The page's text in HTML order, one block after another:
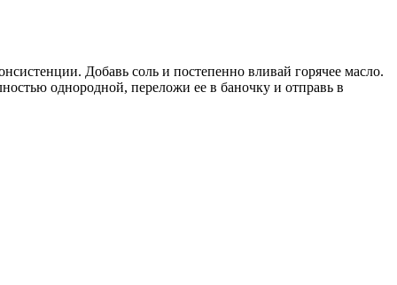
Добавь соль и постепенно вливай горячее масло.
однородной, переложи ее в баночку и отправь в